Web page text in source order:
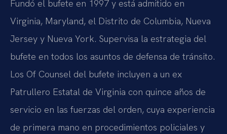
Fundó el bufete en 1997 y está admitido en
Virginia, Maryland, el Distrito de Columbia, Nueva
Jersey y Nueva York. Supervisa la estrategia del
bufete en todos los asuntos de defensa de tránsito.
Los Of Counsel del bufete incluyen a un ex
Patrullero Estatal de Virginia con quince años de
servicio en las fuerzas del orden, cuya experiencia
de primera mano en procedimientos policiales y